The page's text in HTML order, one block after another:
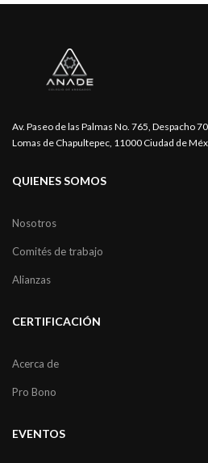
Av. Paseo de las Palmas No. 765, Despacho
Lomas de Chapultepec, 11000 Ciudad de
QUIENES SOMOS
Nosotros
Comités de trabajo
Alianzas
CERTIFICACIÓN
Acerca de
Pro Bono
EVENTOS